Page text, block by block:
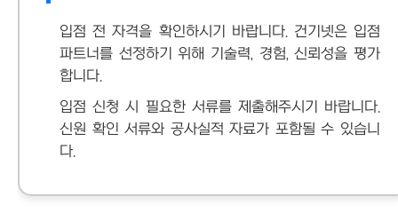
입점 전 자격을 확인하시기 바랍니다. 건기넷은 입점
파트너를 선정하기 위해 기술력, 경험, 신뢰성을 평가
합니다.
입점 신청 시 필요한 서류를 제출해주시기 바랍니다.
신원 확인 서류와 공사실적 자료가 포함될 수 있습니
다.